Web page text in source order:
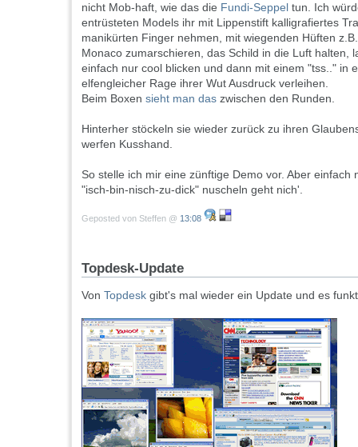
nicht Mob-haft, wie das die Fundi-Seppel tun. Ich
entrüsteten Models ihr mit Lippenstift kalligrafiertes
manikürten Finger nehmen, mit wiegenden Hüften
Monaco zumarschieren, das Schild in die Luft halten,
einfach nur cool blicken und dann mit einem "tss.." in
elfengleicher Rage ihrer Wut Ausdruck verleihen.
Beim Boxen sieht man das zwischen den Runden.
Hinterher stöckeln sie wieder zurück zu ihren
werfen Kusshand.
So stelle ich mir eine zünftige Demo vor. Aber einfach
"isch-bin-nisch-zu-dick" nuscheln geht nich'.
Geposted von Steffen @ 13:08
Topdesk-Update
Von Topdesk gibt's mal wieder ein Update und es